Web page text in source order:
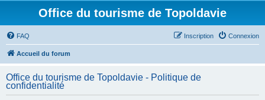
Office du tourisme de Topoldavie
FAQ Connexion
Inscription
Accueil du forum
Office du tourisme de Topoldavie - Politique de
confidentialité